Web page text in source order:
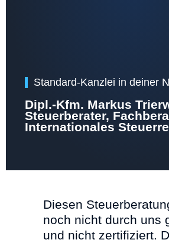
Standard-Kanzlei in deiner
Dipl.-Kfm. Markus
Steuerberater,
Internationales
Diesen
noch nicht durch uns
und nicht zertifiziert.